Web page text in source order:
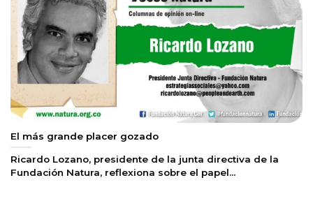
El más grande placer gozado
Ricardo Lozano, presidente de la junta directiva de la
Fundación Natura, reflexiona sobre el papel...